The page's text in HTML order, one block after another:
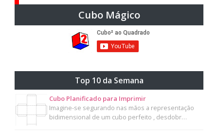
Cubo Mágico
Top 10 da Semana
Cubo Planificado para Imprimir
Imagine-se segurando nas mãos a representação
bidimensional de um cubo perfeito , desdobr…